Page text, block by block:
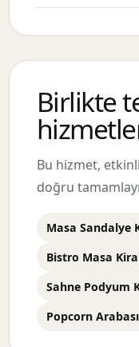
Birlikte
Bu hizmet,
doğru
Masa Sandalye
Bistro Masa
Sahne Podyum
Popcorn